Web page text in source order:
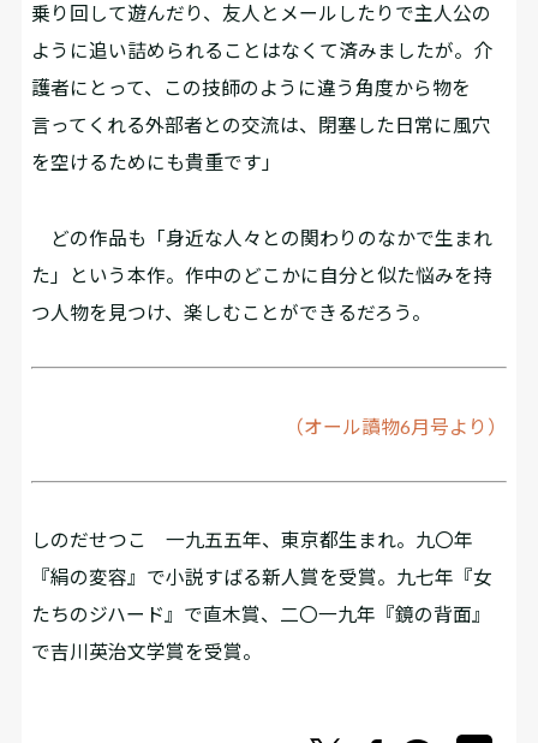
乗り回して遊んだり、友人とメールしたりで主人公の
ように追い詰められることはなくて済みましたが。介
護者にとって、この技師のように違う角度から物を
言ってくれる外部者との交流は、閉塞した日常に風穴
を空けるためにも貴重です」
どの作品も「身近な人々との関わりのなかで生まれ
た」という本作。作中のどこかに自分と似た悩みを持
つ人物を見つけ、楽しむことができるだろう。
（オール讀物6月号より）
しのだせつこ 一九五五年、東京都生まれ。九〇年
『絹の変容』で小説すばる新人賞を受賞。九七年『女
たちのジハード』で直木賞、二〇一九年『鏡の背面』
で吉川英治文学賞を受賞。